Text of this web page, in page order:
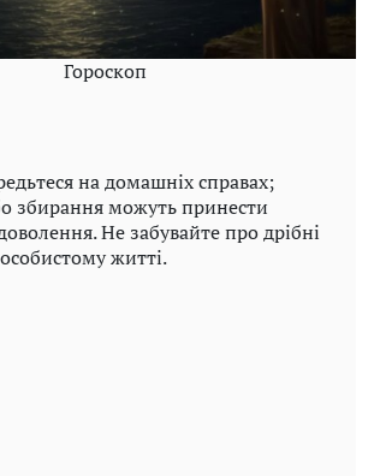
Гороскоп
на домашніх справах;
збирання можуть принести
Не забувайте про дрібні
житті.